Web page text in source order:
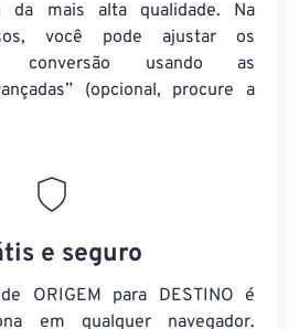
da mais alta qualidade. Na
você pode ajustar os
conversão usando as
(opcional, procure a
e seguro
ORIGEM para DESTINO é
em qualquer navegador.